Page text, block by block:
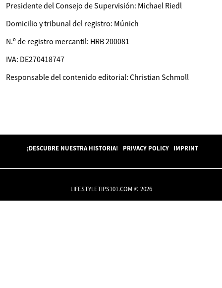
Presidente del Consejo de Supervisión: Michael Riedl
Domicilio y tribunal del registro: Múnich
N.º de registro mercantil: HRB 200081
IVA: DE270418747
Responsable del contenido editorial: Christian Schmoll
¡DESCUBRE NUESTRA HISTORIA! PRIVACY POLICY IMPRINT
LIFESTYLETIPS101.COM © 2026